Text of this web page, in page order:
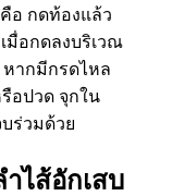
อ กดท้องแล้ว
มื่อกดลงบริเวณ
หากมีกรดไหล
อปวด จุกใน
ร่วมด้วย
ไส้อักเสบ